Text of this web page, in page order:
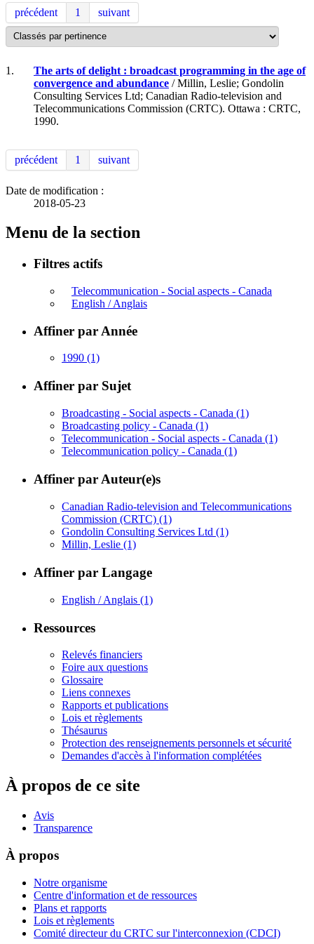
précédent 1 suivant
1.
The arts of delight : broadcast programming in the age of
convergence and abundance / Millin, Leslie; Gondolin
Consulting Services Ltd; Canadian Radio-television and
Telecommunications Commission (CRTC). Ottawa : CRTC,
1990.
précédent 1 suivant
Date de modification :
2018-05-23
Menu de la section
Filtres actifs
Telecommunication - Social aspects - Canada
English / Anglais
Affiner par Année
1990 (1)
Affiner par Sujet
Broadcasting - Social aspects - Canada (1)
Broadcasting policy - Canada (1)
Telecommunication - Social aspects - Canada (1)
Telecommunication policy - Canada (1)
Affiner par Auteur(e)s
Canadian Radio-television and Telecommunications
Commission (CRTC) (1)
Gondolin Consulting Services Ltd (1)
Millin, Leslie (1)
Affiner par Langage
English / Anglais (1)
Ressources
Relevés financiers
Foire aux questions
Glossaire
Liens connexes
Rapports et publications
Lois et règlements
Thésaurus
Protection des renseignements personnels et sécurité
Demandes d'accès à l'information complétées
À propos de ce site
Avis
Transparence
À propos
Notre organisme
Centre d'information et de ressources
Plans et rapports
Lois et règlements
Comité directeur du CRTC sur l'interconnexion (CDCI)